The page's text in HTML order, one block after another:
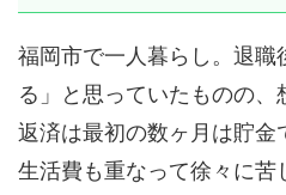
福岡市で一人暮らし。退職
る」と思っていたものの、
返済は最初の数ヶ月は貯金
生活費も重なって徐々に